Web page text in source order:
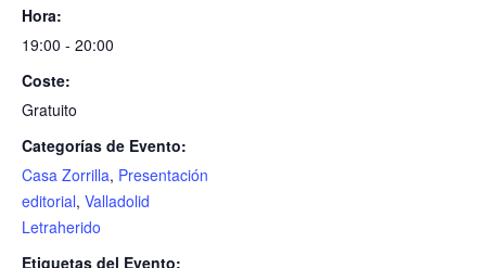
Hora:
19:00 - 20:00
Coste:
Gratuito
Categorías de Evento:
Casa Zorrilla, Presentación
editorial, Valladolid
Letraherido
Etiquetas del Evento: